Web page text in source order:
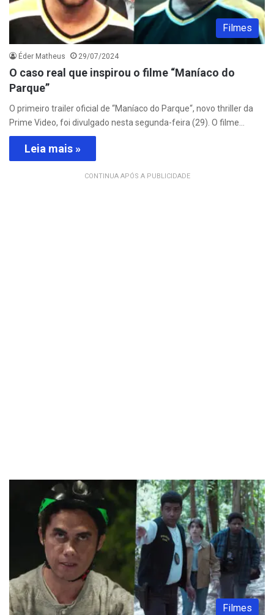
Filmes
Éder Matheus 29/07/2024
O caso real que inspirou o filme “Maníaco do
Parque”
O primeiro trailer oficial de “Maníaco do Parque“, novo thriller da
Prime Video, foi divulgado nesta segunda-feira (29). O filme…
Leia mais »
CONTINUA APÓS A PUBLICIDADE
Filmes